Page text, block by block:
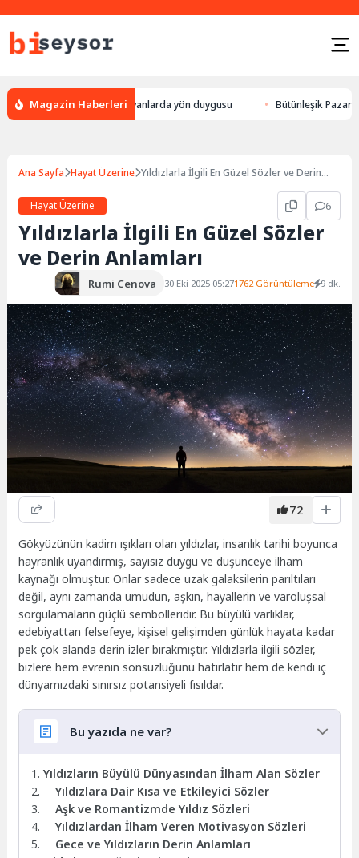
Magazin Haberleri
yön bulması, hayvanlarda yön duygusu Bütünleşik Pazarlama:
Ana Sayfa Hayat Üzerine Yıldızlarla İlgili En Güzel Sözler ve Derin
Hayat Üzerine
6
Yıldızlarla İlgili En Güzel Sözler
ve Derin Anlamları
Rumi Cenova 30 Eki 2025 05:271762 Görüntüleme 9 dk.
72
Gökyüzünün kadim ışıkları olan yıldızlar, insanlık tarihi boyunca
hayranlık uyandırmış, sayısız duygu ve düşünceye ilham
kaynağı olmuştur. Onlar sadece uzak galaksilerin parıltıları
değil, aynı zamanda umudun, aşkın, hayallerin ve varoluşsal
sorgulamaların güçlü sembolleridir. Bu büyülü varlıklar,
edebiyattan felsefeye, kişisel gelişimden günlük hayata kadar
pek çok alanda derin izler bırakmıştır. Yıldızlarla ilgili sözler,
bizlere hem evrenin sonsuzluğunu hatırlatır hem de kendi iç
dünyamızdaki sınırsız potansiyeli fısıldar.
Bu yazıda ne var?
Yıldızların Büyülü Dünyasından İlham Alan Sözler
Yıldızlara Dair Kısa ve Etkileyici Sözler
Aşk ve Romantizmde Yıldız Sözleri
Yıldızlardan İlham Veren Motivasyon Sözleri
Gece ve Yıldızların Derin Anlamları